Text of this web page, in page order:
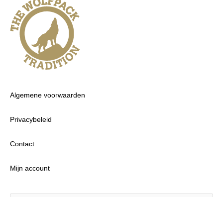
Algemene voorwaarden
Privacybeleid
Contact
Mijn account